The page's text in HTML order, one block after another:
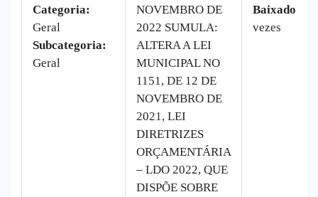
Categoria:
Geral
Subcategoria:
Geral
NOVEMBRO DE
2022 SUMULA:
ALTERA A LEI
MUNICIPAL NO
1151, DE 12 DE
NOVEMBRO DE
2021, LEI
DIRETRIZES
ORÇAMENTÁRIA
– LDO 2022, QUE
DISPÕE SOBRE
Baixado:
vezes